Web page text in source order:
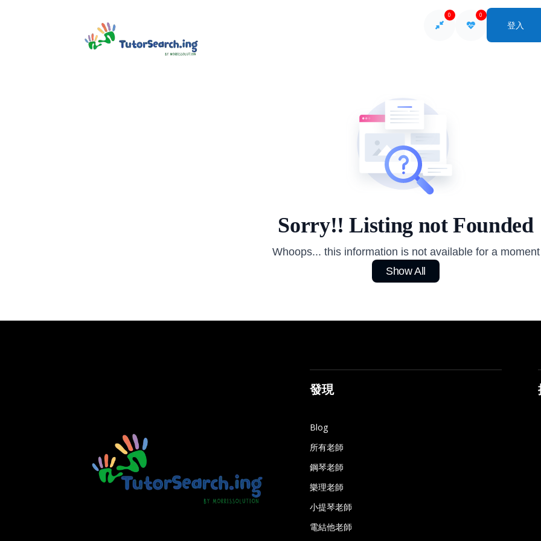
0 0
登入
Sorry!! Listing not Founded
Whoops... this information is not available for a moment
Show All
發現
Blog
所有老師
鋼琴老師
樂理老師
小提琴老師
電結他老師